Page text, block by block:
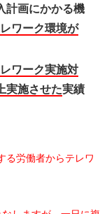
計画にかかる機
ワーク環境が
ワーク実施対
実施させた実績
る労働者からテレワ